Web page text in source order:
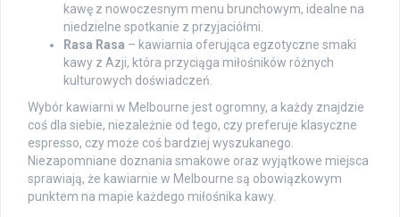
kawę z nowoczesnym menu brunchowym, idealne na
niedzielne spotkanie z przyjaciółmi.
Rasa Rasa – kawiarnia oferująca egzotyczne smaki
kawy z Azji, która przyciąga miłośników różnych
kulturowych doświadczeń.
Wybór kawiarni w Melbourne jest ogromny, a każdy znajdzie
coś dla siebie, niezależnie od tego, czy preferuje klasyczne
espresso, czy może coś bardziej wyszukanego.
Niezapomniane doznania smakowe oraz wyjątkowe miejsca
sprawiają, że kawiarnie w Melbourne są obowiązkowym
punktem na mapie każdego miłośnika kawy.